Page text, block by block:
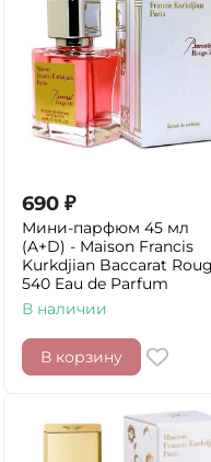
690 ₽
Мини-парфюм 45 мл
(A+D) - Maison Francis
Kurkdjian Baccarat
540 Eau de Parfum
В наличии
В корзину